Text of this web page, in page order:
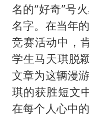
名的“好奇”号
名字。在当年
竞赛活动中，
学生马天琪脱
文章为这辆漫
琪的获胜短文
在每个人心中